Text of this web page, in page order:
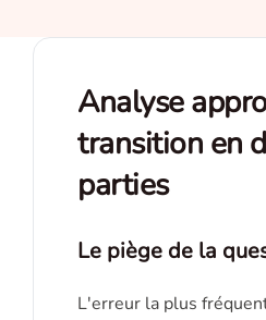
Analyse
transition en
parties
Le piège de la
L'erreur la plus